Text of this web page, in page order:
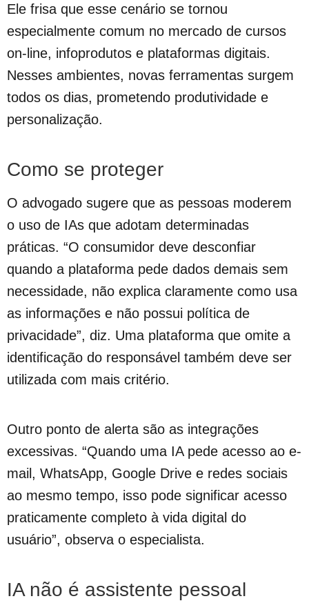
Ele frisa que esse cenário se tornou
especialmente comum no mercado de cursos
on-line, infoprodutos e plataformas digitais.
Nesses ambientes, novas ferramentas surgem
todos os dias, prometendo produtividade e
personalização.
Como se proteger
O advogado sugere que as pessoas moderem
o uso de IAs que adotam determinadas
práticas. “O consumidor deve desconfiar
quando a plataforma pede dados demais sem
necessidade, não explica claramente como usa
as informações e não possui política de
privacidade”, diz. Uma plataforma que omite a
identificação do responsável também deve ser
utilizada com mais critério.
Outro ponto de alerta são as integrações
excessivas. “Quando uma IA pede acesso ao e-
mail, WhatsApp, Google Drive e redes sociais
ao mesmo tempo, isso pode significar acesso
praticamente completo à vida digital do
usuário”, observa o especialista.
IA não é assistente pessoal